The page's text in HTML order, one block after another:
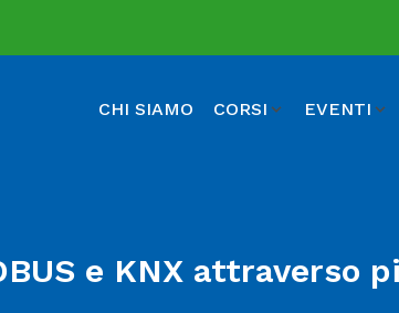
CHI SIAMO CORSI EVENTI
e KNX attraverso